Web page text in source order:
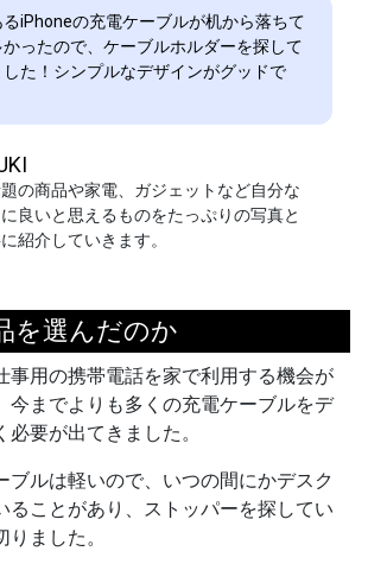
iPhoneの充電ケーブルが机から落ちて
かったので、ケーブルホルダーを探して
た！シンプルなデザインがグッドで
の商品や家電、ガジェットなど自分な
に良いと思えるものをたっぷりの写真と
紹介していきます。
を選んだのか
事用の携帯電話を家で利用する機会が
今までよりも多くの充電ケーブルをデ
必要が出てきました。
ブルは軽いので、いつの間にかデスク
ることがあり、ストッパーを探してい
ました。